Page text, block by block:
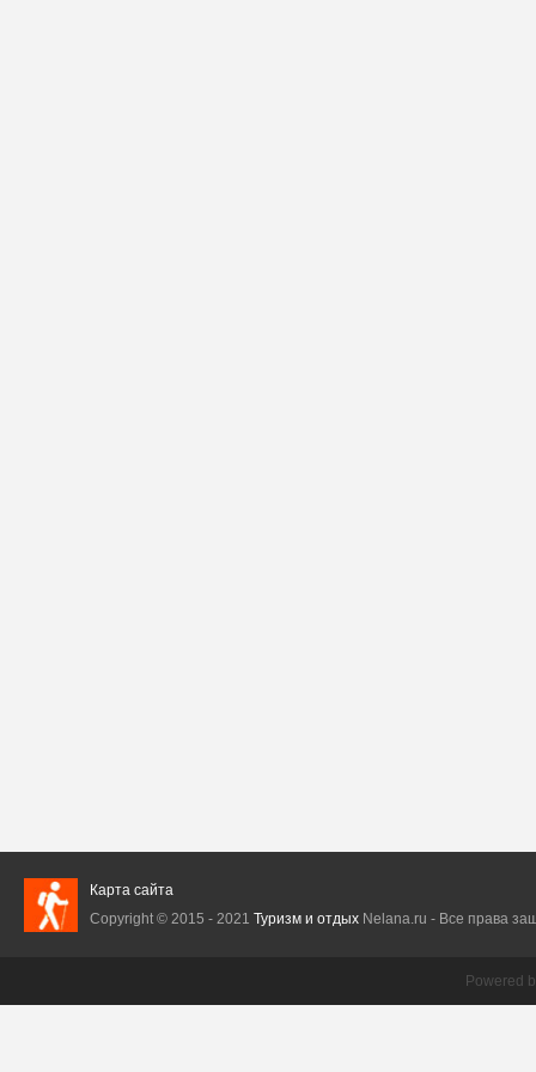
Карта сайта
Copyright © 2015 - 2021 Туризм и отдыхNelana.ru - Все права
Powered